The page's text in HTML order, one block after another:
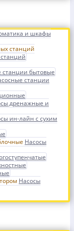
и шкафы
станции бытовые
станции
дренажные и
ин-лайн с сухим
Насосы
Насосы